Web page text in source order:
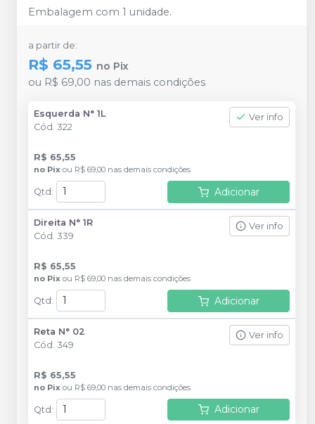
Embalagem com 1 unidade.
a partir de:
R$ 65,55 no Pix
ou R$ 69,00 nas demais condições
Esquerda N° 1L
Cód. 322
Ver info
R$ 65,55
no Pix ou R$ 69,00 nas demais condições
Qtd : Adicionar
Direita N° 1R
Cód. 339
Ver info
R$ 65,55
no Pix ou R$ 69,00 nas demais condições
Qtd : Adicionar
Reta N° 02
Cód. 349
Ver info
R$ 65,55
no Pix ou R$ 69,00 nas demais condições
Qtd: Adicionar